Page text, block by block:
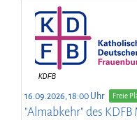
16.09.2026, 18:00 Uhr Freie
"Almabkehr" des